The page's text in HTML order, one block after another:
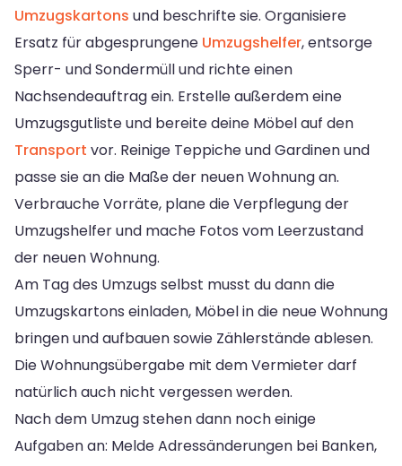
Umzugskartons und beschrifte sie. Organisiere
Ersatz für abgesprungene Umzugshelfer, entsorge
Sperr- und Sondermüll und richte einen
Nachsendeauftrag ein. Erstelle außerdem eine
Umzugsgutliste und bereite deine Möbel auf den
Transport vor. Reinige Teppiche und Gardinen und
passe sie an die Maße der neuen Wohnung an.
Verbrauche Vorräte, plane die Verpflegung der
Umzugshelfer und mache Fotos vom Leerzustand
der neuen Wohnung.
Am Tag des Umzugs selbst musst du dann die
Umzugskartons einladen, Möbel in die neue Wohnung
bringen und aufbauen sowie Zählerstände ablesen.
Die Wohnungsübergabe mit dem Vermieter darf
natürlich auch nicht vergessen werden.
Nach dem Umzug stehen dann noch einige
Aufgaben an: Melde Adressänderungen bei Banken,